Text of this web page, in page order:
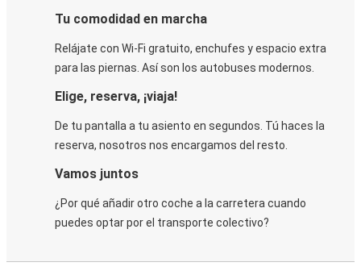
Tu comodidad en marcha
Relájate con Wi-Fi gratuito, enchufes y espacio extra
para las piernas. Así son los autobuses modernos.
Elige, reserva, ¡viaja!
De tu pantalla a tu asiento en segundos. Tú haces la
reserva, nosotros nos encargamos del resto.
Vamos juntos
¿Por qué añadir otro coche a la carretera cuando
puedes optar por el transporte colectivo?